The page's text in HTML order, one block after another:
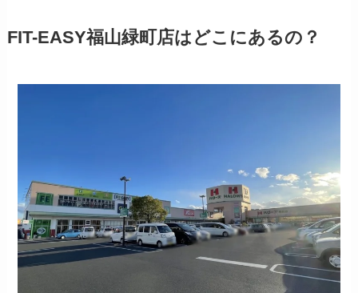
FIT-EASY福山緑町店はどこにあるの？